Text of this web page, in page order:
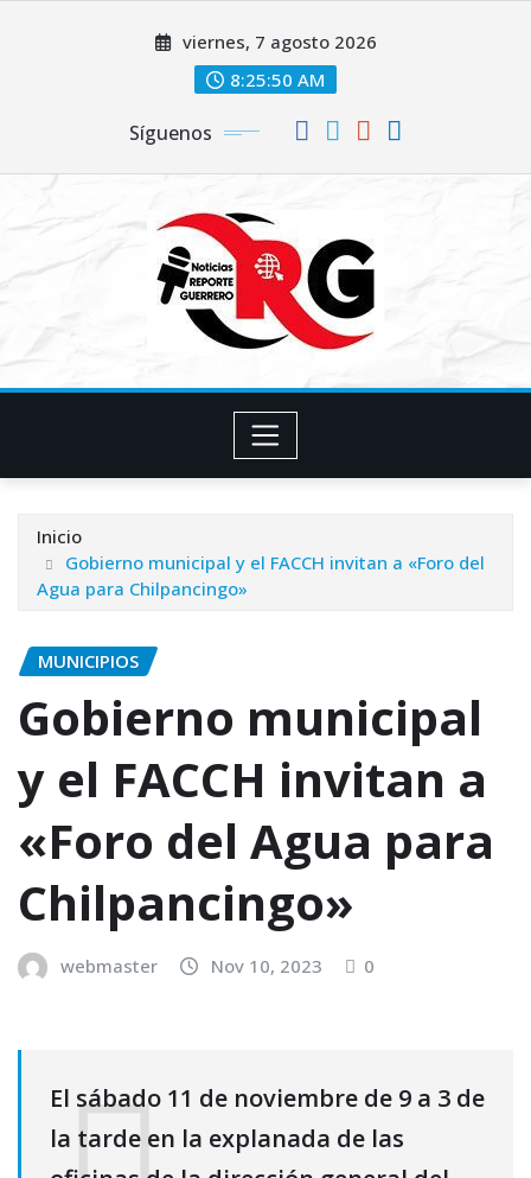
viernes, 7 agosto 2026
8:25:51 AM
Síguenos
Inicio
Gobierno municipal y el FACCH invitan a «Foro del
Agua para Chilpancingo»
MUNICIPIOS
Gobierno municipal
y el FACCH invitan a
«Foro del Agua para
Chilpancingo»
webmaster Nov 10, 2023 0
El sábado 11 de noviembre de 9 a 3 de
la tarde en la explanada de las